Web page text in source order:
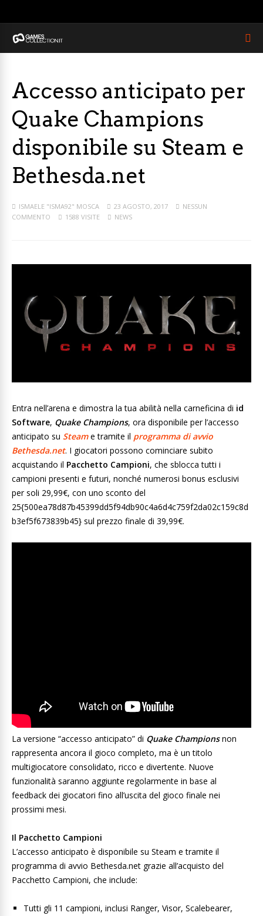
Accesso anticipato per
Quake Champions
disponibile su Steam e
Bethesda.net
ISMAELE "ISMA92" MOSCA 23 AGOSTO, 2017
NESSUN
COMMENTO
1588 VISITE NEWS
Entra nell’arena e dimostra la tua abilità nella carneficina di id
Software, Quake Champions, ora disponibile per l’accesso
anticipato su Steame tramite il programma di avvio
Bethesda.net. I giocatori possono cominciare subito
acquistando il Pacchetto Campioni, che sblocca tutti i
campioni presenti e futuri, nonché numerosi bonus esclusivi
per soli 29,99€, con uno sconto del
25{500ea78d87b45399dd5f94db90c4a6d4c759f2da02c159c8d
b3ef5f673839b45} sul prezzo finale di 39,99€.
La versione “accesso anticipato” di Quake Championsnon
rappresenta ancora il gioco completo, ma è un titolo
multigiocatore consolidato, ricco e divertente. Nuove
funzionalità saranno aggiunte regolarmente in base al
feedback dei giocatori fino all’uscita del gioco finale nei
prossimi mesi.
Il Pacchetto Campioni
L’accesso anticipato è disponibile su Steam e tramite il
programma di avvio Bethesda.net grazie all’acquisto del
Pacchetto Campioni, che include:
Tutti gli 11 campioni, inclusi Ranger, Visor, Scalebearer,